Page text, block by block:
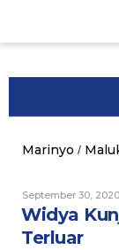
content
Marinyo /
September 30, 2020
Widya
Terluar